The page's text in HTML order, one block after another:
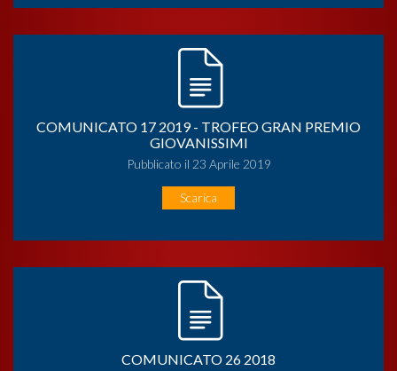
COMUNICATO 17 2019 - TROFEO GRAN PREMIO
GIOVANISSIMI
Pubblicato il 23 Aprile 2019
Scarica
COMUNICATO 26 2018